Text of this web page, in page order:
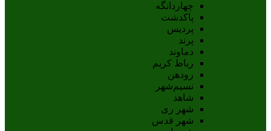
چهاردانگه
پاکدشت
پردیس
پرند
دماوند
رباط کریم
رودهن
نسيم‌شهر
شاهد
شهر ری
شهر قدس